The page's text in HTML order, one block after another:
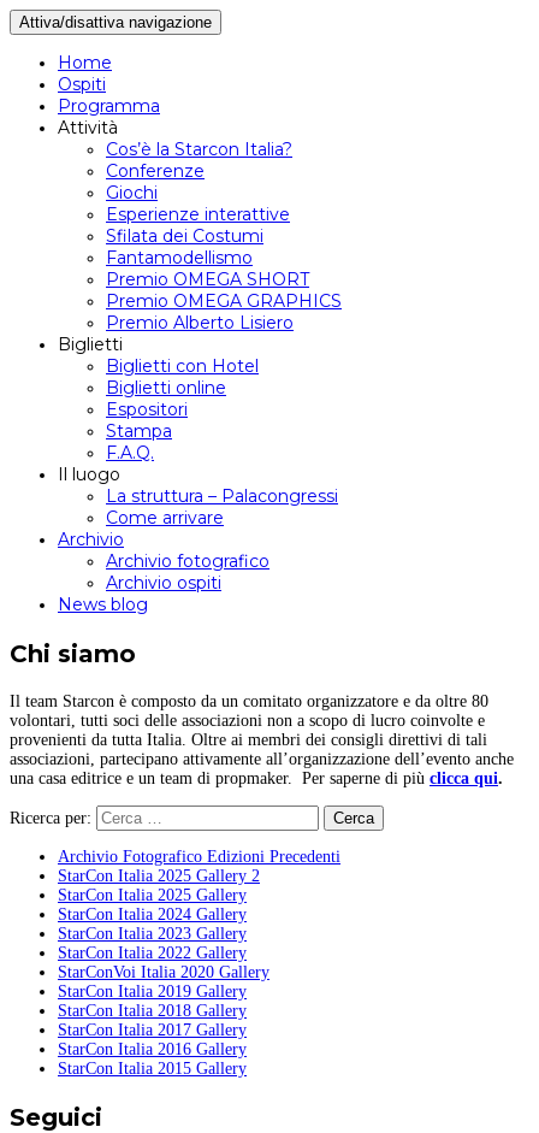
Attiva/disattiva navigazione
Home
Ospiti
Programma
Attività
Cos’è la Starcon Italia?
Conferenze
Giochi
Esperienze interattive
Sfilata dei Costumi
Fantamodellismo
Premio OMEGA SHORT
Premio OMEGA GRAPHICS
Premio Alberto Lisiero
Biglietti
Biglietti con Hotel
Biglietti online
Espositori
Stampa
F.A.Q.
Il luogo
La struttura – Palacongressi
Come arrivare
Archivio
Archivio fotografico
Archivio ospiti
News blog
Chi siamo
Il team Starcon è composto da un comitato organizzatore e da oltre 80
volontari, tutti soci delle associazioni non a scopo di lucro coinvolte e
provenienti da tutta Italia. Oltre ai membri dei consigli direttivi di tali
associazioni, partecipano attivamente all’organizzazione dell’evento anche
una casa editrice e un team di propmaker. Per saperne di più clicca qui.
Ricerca per:
Archivio Fotografico Edizioni Precedenti
StarCon Italia 2025 Gallery 2
StarCon Italia 2025 Gallery
StarCon Italia 2024 Gallery
StarCon Italia 2023 Gallery
StarCon Italia 2022 Gallery
StarConVoi Italia 2020 Gallery
StarCon Italia 2019 Gallery
StarCon Italia 2018 Gallery
StarCon Italia 2017 Gallery
StarCon Italia 2016 Gallery
StarCon Italia 2015 Gallery
Seguici